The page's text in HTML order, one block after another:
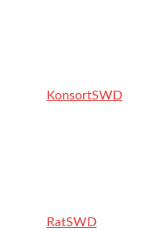
KonsortSWD
RatSWD